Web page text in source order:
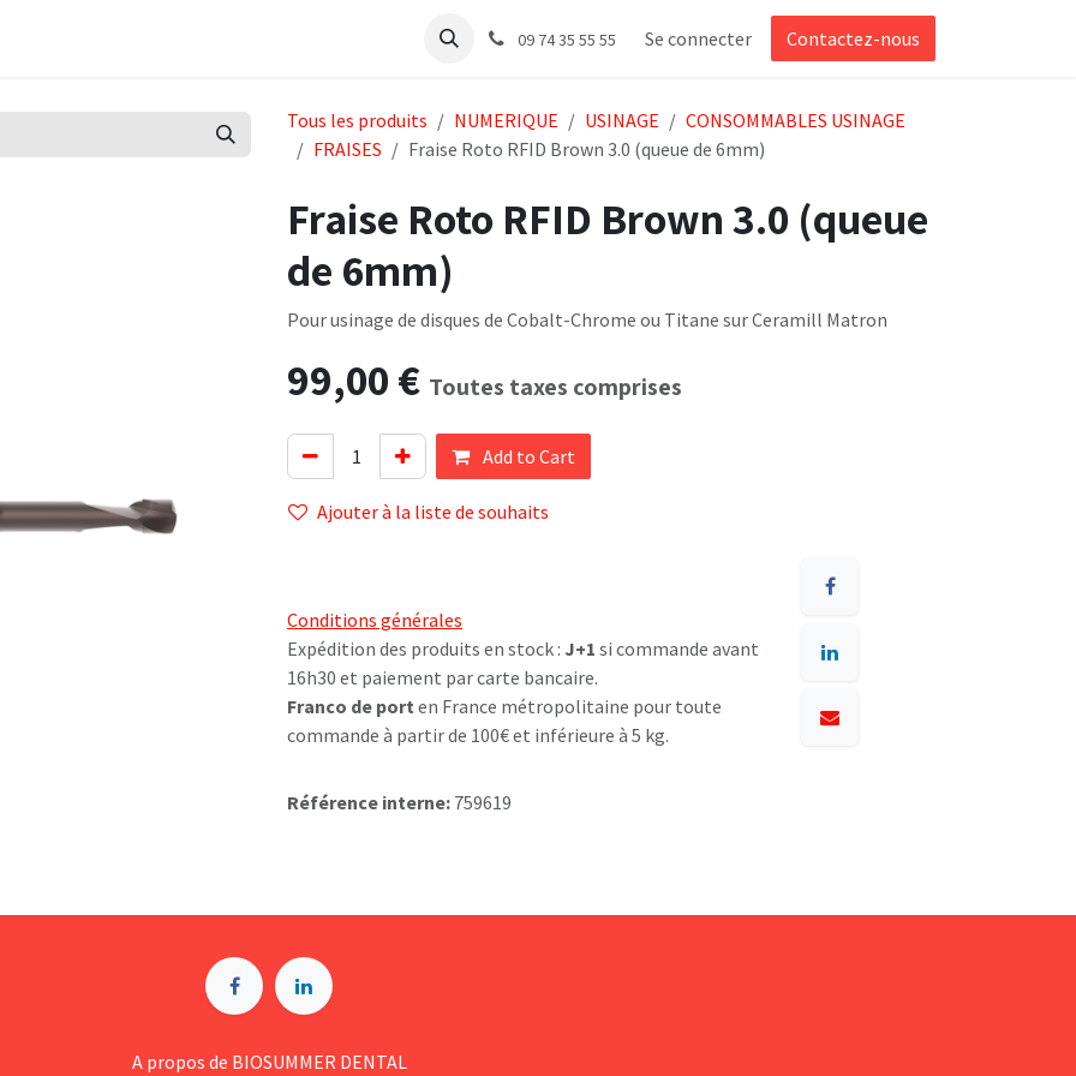
Support09 74 35 55 55 Se connecter Contactez-nous
Tous les produits NUMERIQUE USINAGE
CONSOMMABLES USINAGE
FRAISES
Fraise Roto RFID Brown 3.0 (queue de 6mm)
Fraise Roto RFID Brown 3.0 (queue
de 6mm)
Pour usinage de disques de Cobalt-Chrome ou Titane sur Ceramill Matron
99,00€ Toutes taxes comprises
Add to Cart
Ajouter à la liste de souhaits
Conditions générales
Expédition des produits en stock : J+1 si commande avant
16h30 et paiement par carte bancaire.
Franco de port en France métropolitaine pour toute
commande à partir de 100€ et inférieure à 5 kg.
Référence interne: 759619
A p​ropos de BIOSUMMER DENTAL